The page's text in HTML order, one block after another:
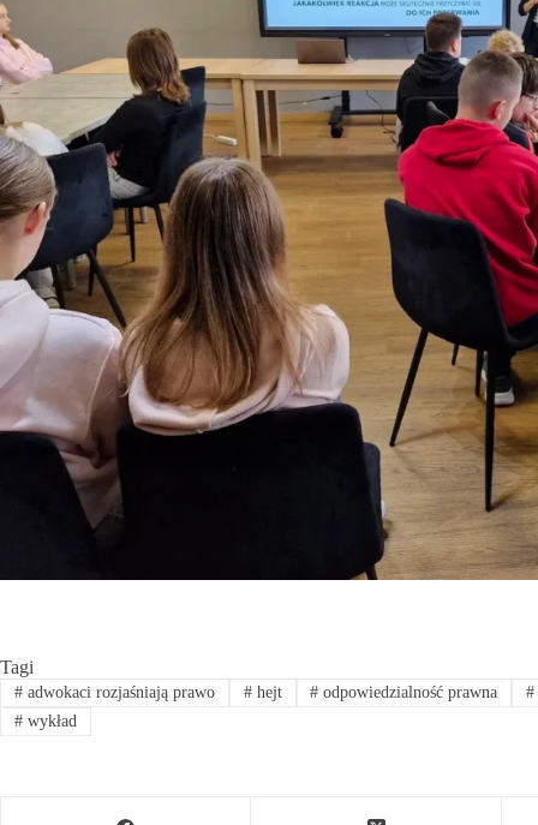
Tagi
#adwokaci rozjaśniają prawo #hejt # odpowiedzialność prawna #
#wykład